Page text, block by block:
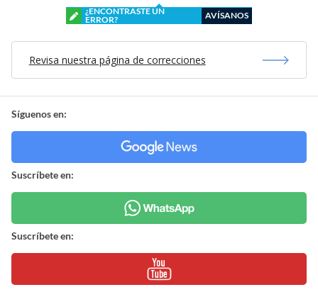
¿ENCONTRASTE UN
ERROR?
AVÍSANOS
Revisa nuestra página de correcciones
Síguenos en:
Suscríbete en:
Suscríbete en: